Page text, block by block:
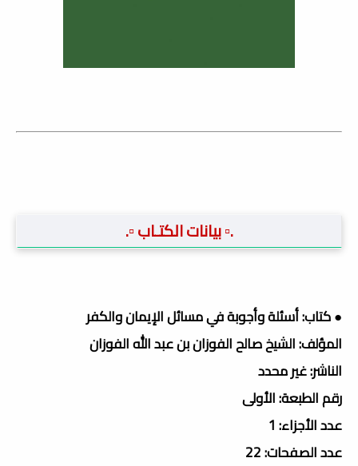
.▫️ بيانات الكتـاب ▫️.
● كتاب: أسئلة وأجوبة في مسائل الإيمان والكفر
المؤلف: الشيخ صالح الفوزان بن عبد الله الفوزان
الناشر: غير محدد
رقم الطبعة: الأولى
عدد الأجزاء: 1
عدد الصفحات: 22